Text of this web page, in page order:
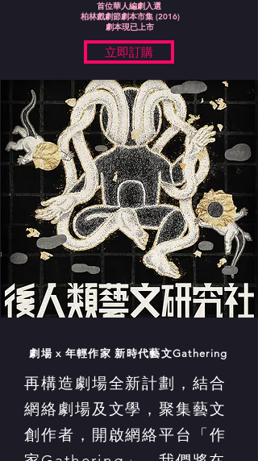
首位華人編劇入選
柏林戲劇節劇本市集 (2016)
​劇本現已上市
立即訂購
劇場 x 年輕作家 新時代藝文Gathering
再構造劇場全新計劃，結合
網絡劇場及文學，聚集藝文
創作者，開啟網絡平台「作